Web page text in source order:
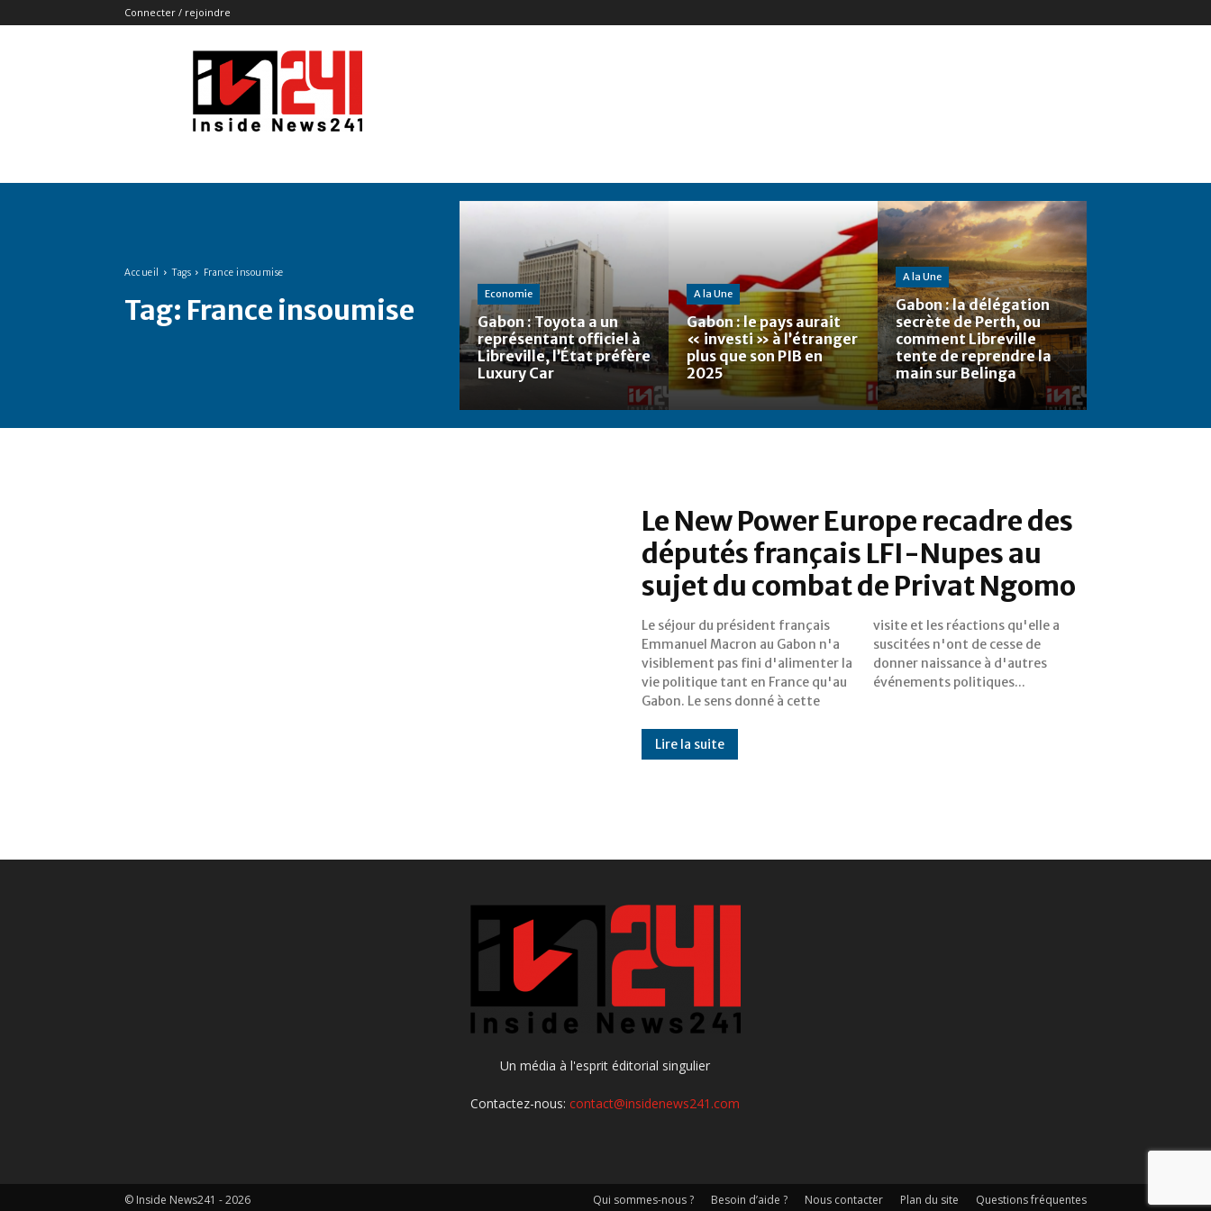
Connecter / rejoindre
Insidenews241
Accueil Tags France insoumise
Tag: France insoumise Economie
Gabon : Toyota a un
représentant officiel à
Libreville, l’État préfère
Luxury Car
A la Une
Gabon : le pays aurait
« investi » à l’étranger
plus que son PIB en
2025
A la Une
Gabon : la délégation
secrète de Perth, ou
comment Libreville
tente de reprendre la
main sur Belinga
Le New Power Europe recadre des
députés français LFI-Nupes au
sujet du combat de Privat Ngomo
Le séjour du président français
Emmanuel Macron au Gabon n'a
visiblement pas fini d'alimenter la
vie politique tant en France qu'au
Gabon. Le sens donné à cette
visite et les réactions qu'elle a
suscitées n'ont de cesse de
donner naissance à d'autres
événements politiques...
Lire la suite
Un média à l'esprit éditorial singulier
Contactez-nous:contact@insidenews241.com
Qui sommes-nous ? Besoin d’aide ? Nous contacter Plan du site Questions fréquentes
© Inside News241 - 2026